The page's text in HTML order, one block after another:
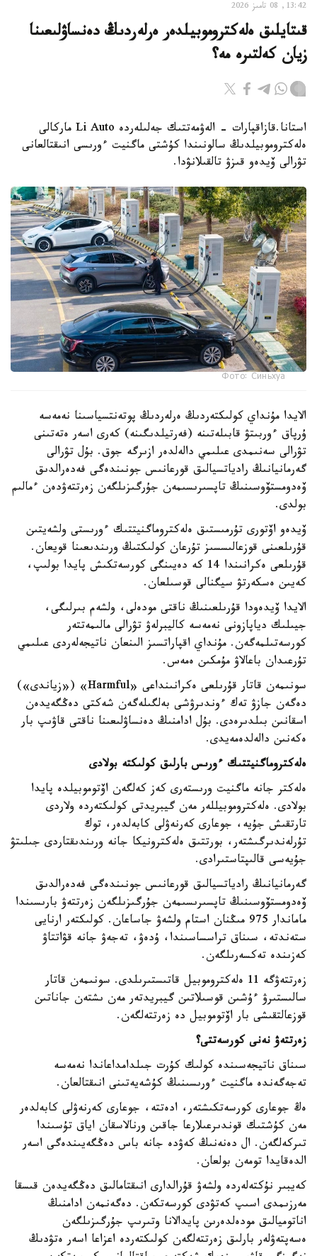
13:42, 08 تامىز 2026
قىتايلىق ەلەكتروموبيلدەر ەرلەردىڭ دەنساۋلىعىنا
زيان كەلتىرە مە؟
استانا.قازاقپارات - الەۋمەتتىك جەلىلەردە Li Auto ماركالى
ەلەكتروموبيلدىڭ سالونىندا كۇشتى ماگنيت ءورىسى انىقتالعانى
تۋرالى ۆيدەو قىزۋ تالقىلانۋدا.
Фото: Синьхуа
الايدا مۇنداي كولىكتەردىڭ ەرلەردىڭ پوتەنتسياسىنا نەمەسە
ۇرپاق ءوربىتۋ قابىلەتىنە (فەرتيلدىگىنە) كەرى اسەر ەتەتىنى
تۋرالى سەنىمدى عىلىمي دالەلدەر ازىرگە جوق. بۇل تۋرالى
گەرمانيانىڭ رادياتسيالىق قورعانىس جونىندەگى فەدەرالدىق
ۆەدومستۆوسىنىڭ تاپسىرىسىمەن جۇرگىزىلگەن زەرتتەۋدەن ءمالىم
بولدى.
ۆيدەو اۆتورى تۇرمىستىق ەلەكتروماگنيتتىك ءورىستى ولشەيتىن
قۇرىلعىنى قوزعالىسسىز تۇرعان كولىكتىڭ ورىندىعىنا قويعان.
قۇرىلعى ەكرانىندا 14 كە دەيىنگى كورسەتكىش پايدا بولىپ،
كەيىن ەسكەرتۋ سيگنالى قوسىلعان.
الايدا ۆيدەودا قۇرىلعىنىڭ ناقتى مودەلى، ولشەم بىرلىگى،
جيىلىك دياپازونى نەمەسە كاليبرلەۋ تۋرالى مالىمەتتەر
كورسەتىلمەگەن. مۇنداي اقپاراتسىز الىنعان ناتيجەلەردى عىلىمي
تۇرعىدان باعالاۋ مۇمكىن ەمەس.
سونىمەن قاتار قۇرىلعى ەكرانىنداعى «Harmful» («زياندى»)
دەگەن جازۋ تەك ءوندىرۋشى بەلگىلەگەن شەكتى دەڭگەيدەن
اسقانىن بىلدىرەدى. بۇل ادامنىڭ دەنساۋلىعىنا ناقتى قاۋىپ بار
ەكەنىن دالەلدەمەيدى.
ەلەكتروماگنيتتىك ءورىس بارلىق كولىكتە بولادى
ەلەكتر جانە ماگنيت ورىستەرى كەز كەلگەن اۆتوموبيلدە پايدا
بولادى. ەلەكتروموبيللەر مەن گيبريدتى كولىكتەردە ولاردى
تارتقىش جۇيە، جوعارى كەرنەۋلى كابەلدەر، توك
تۇرلەندىرگىشتەر، بورتتىق ەلەكترونيكا جانە ورىندىقتاردى جىلىتۋ
جۇيەسى قالىپتاستىرادى.
گەرمانيانىڭ رادياتسيالىق قورعانىس جونىندەگى فەدەرالدىق
ۆەدومستۆوسىنىڭ تاپسىرىسىمەن جۇرگىزىلگەن زەرتتەۋ بارىسىندا
ماماندار 975 مىڭنان استام ولشەۋ جاساعان. كولىكتەر ارنايى
ستەندتە، سىناق تراسساسىندا، ۇدەۋ، تەجەۋ جانە قۋاتتاۋ
كەزىندە تەكسەرىلگەن.
زەرتتەۋگە 11 ەلەكتروموبيل قاتىستىرىلدى. سونىمەن قاتار
سالىستىرۋ ءۇشىن قوسىلاتىن گيبريدتەر مەن ىشتەن جاناتىن
قوزعالتقىشى بار اۆتوموبيل دە زەرتتەلگەن.
زەرتتەۋ نەنى كورسەتتى؟
سىناق ناتيجەسىندە كولىك كۇرت جىلدامداعاندا نەمەسە
تەجەگەندە ماگنيت ءورىسىنىڭ كۇشەيەتىنى انىقتالعان.
ەڭ جوعارى كورسەتكىشتەر، ادەتتە، جوعارى كەرنەۋلى كابەلدەر
مەن كۇشتىك قوندىرعىلارعا جاقىن ورنالاسقان اياق تۇسىندا
تىركەلگەن. ال دەنەنىڭ كەۋدە جانە باس دەڭگەيىندەگى اسەر
الدەقايدا تومەن بولعان.
كەيبىر نۇكتەلەردە ولشەۋ قۇرالدارى انىقتامالىق دەڭگەيدەن قىسقا
مەرزىمدى اسىپ كەتۋدى كورسەتكەن. دەگەنمەن ادامنىڭ
اناتوميالىق مودەلدەرىن پايدالانا وتىرىپ جۇرگىزىلگەن
ەسەپتەۋلەر بارلىق زەرتتەلگەن كولىكتەردە اعزاعا اسەر ەتۋدىڭ